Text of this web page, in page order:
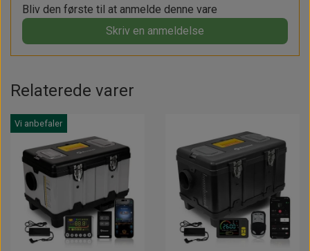
Bliv den første til at anmelde denne vare
Skriv en anmeldelse
Relaterede varer
Vi anbefaler